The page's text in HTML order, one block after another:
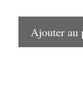
Ajouter au